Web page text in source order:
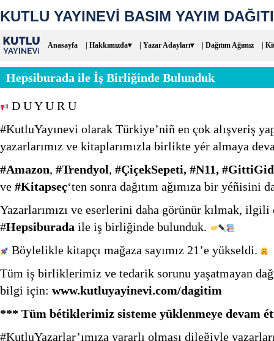
KUTLU YAYINEVİ BASIM YAYIM
Anasayfa | Hakkımızda▾ | Yazar Adayları▾ | Dağıtım Ağımız |
Hepsiburada ile İş Birliğinde Bulunduk
D U Y U R U
#KutluYayınevi olarak Türkiye’niñ en çok alışveriş
yazarlarımız ve kitaplarımızla birlikte yér almaya
#Amazon, #Trendyol, #ÇiçekSepeti, #N11,
ve #Kitapseç‘ten sonra dağıtım ağımıza bir yéñisini
Yazarlarımızı ve eserlerini daha görünür kılmak, ilgili
#Hepsiburada ile iş birliğinde bulunduk.
Böylelikle kitapçı mağaza sayımız 21’e yükseldi.
Tüm iş birliklerimiz ve tedarik sorunu yaşatmayan
bilgi için: www.kutluyayinevi.com/dagitim
*** Tüm bétiklerimiz sisteme yüklenmeye devam
#KutluYazarlar’ımıza yararlı olması dileğiyle